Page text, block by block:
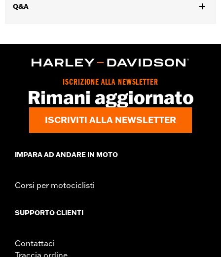
Larghezza:
Altezza complessiva parabrezza:29.0
Q&A
ISCRIZIONE ALLA NEWSLETTER
Rimani aggiornato
ISCRIVITI ALLA NEWSLETTER
IMPARA AD ANDARE IN MOTO
Corsi per motociclisti
SUPPORTO CLIENTI
Contattaci
Traccia ordine